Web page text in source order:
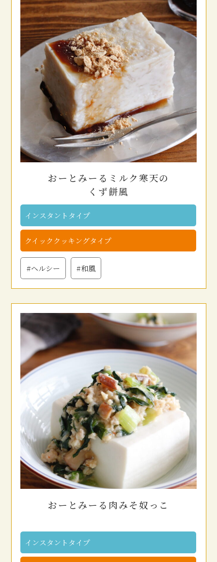
おーとみーるミルク寒天の
くず餅風
インスタントタイプ
クイッククッキングタイプ
#ヘルシー #和風
おーとみーる肉みそ奴っこ
インスタントタイプ